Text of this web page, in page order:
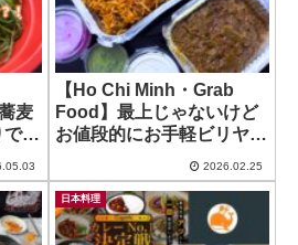
麦
美
【Ho Chi Minh・Grab
Food】最上じゃないけど
お値段的にお手軽ビリヤニ
Sher-E Punjab
2026.02.25
日本料理